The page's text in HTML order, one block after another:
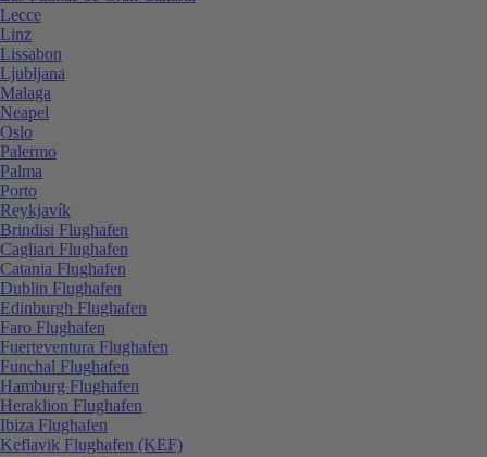
Lecce
Linz
Lissabon
Ljubljana
Malaga
Neapel
Oslo
Palermo
Palma
Porto
Reykjavík
Brindisi Flughafen
Cagliari Flughafen
Catania Flughafen
Dublin Flughafen
Edinburgh Flughafen
Faro Flughafen
Fuerteventura Flughafen
Funchal Flughafen
Hamburg Flughafen
Heraklion Flughafen
Ibiza Flughafen
Keflavik Flughafen (KEF)